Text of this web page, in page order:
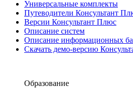
Универсальные комплекты
Путеводители Консультант
Версии Консультант Плюс
Описание систем
Описание информационных
Скачать демо-версию
Образование